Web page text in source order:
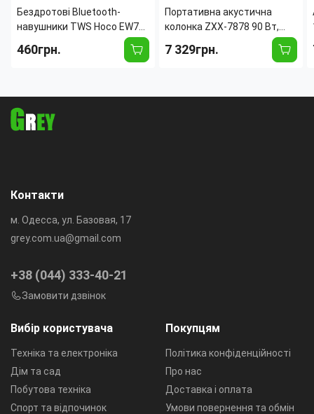
Бездротові Bluetooth-
навушники TWS Hoco EW72
дисплеєм на кейсі (для
460грн.
Портативна акустична
колонка ZXX-7878 90 Вт,
Караоке, 2 радіомікрофони,
7 329грн.
Вибір користувача
Техніка та електроніка
Дім та сад
Побутова техніка
Спорт та відпочинок
Покупцям
Політика конфіденційності
Про нас
Доставка і оплата
Умови повернення та обмін
Контакти
м. Одесса, ул. Базовая, 17
grey.com.ua@gmail.com
+38 (044) 333-40-21
Замовити дзвінок